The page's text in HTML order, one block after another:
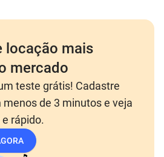
locação mais
mercado
teste grátis! Cadastre
de 3 minutos e veja
rápido.